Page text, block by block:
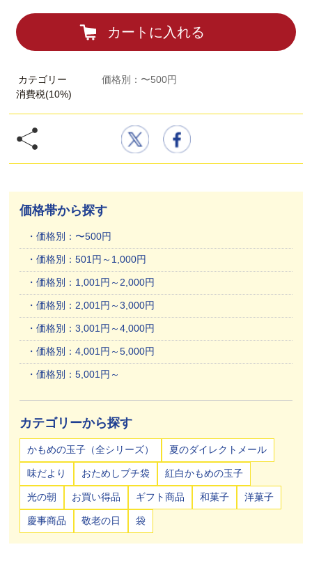
カートに入れる
カテゴリー
価格別：〜500円
消費税(10%)
価格帯から探す
価格別：〜500円
価格別：501円～1,000円
価格別：1,001円～2,000円
価格別：2,001円～3,000円
価格別：3,001円～4,000円
価格別：4,001円～5,000円
価格別：5,001円～
カテゴリーから探す
かもめの玉子（全シリーズ） 夏のダイレクトメール
味だより おためしプチ袋 紅白かもめの玉子
光の朝 お買い得品 ギフト商品 和菓子 洋菓子
慶事商品 敬老の日 袋